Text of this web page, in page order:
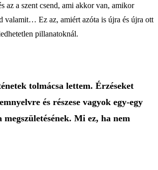
az a szent csend, ami akkor van, amikor
valamit… Ez az, amiért azóta is újra és újra ott
pillanatoknál.
tolmácsa lettem. Érzéseket
és részese vagyok egy-egy
megszületésének. Mi ez, ha nem